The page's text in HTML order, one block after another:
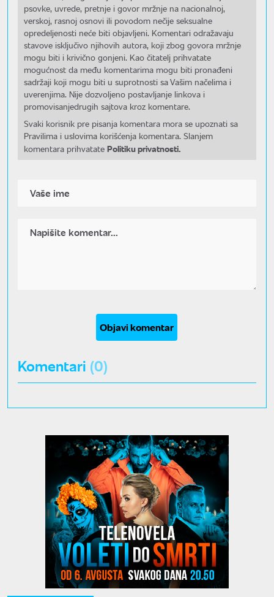
psovke, uvrede, pretnje i govor mržnje na nacionalnoj,
verskoj, rasnoj osnovi ili povodom nečije seksualne
opredeljenosti neće biti objavljeni. Komentari odražavaju
stavove isključivo njihovih autora, koji zbog govora mržnje
mogu biti i krivično gonjeni. Kao čitatelj prihvatate
mogućnost da među komentarima mogu biti pronađeni
sadržaji koji mogu biti u suprotnosti sa Vašim načelima i
uverenjima. Nije dozvoljeno postavljanje linkova i
promovisanjedrugih sajtova kroz komentare.
Svaki korisnik pre pisanja komentara mora se upoznati sa
Pravilima i uslovima korišćenja komentara. Slanjem
komentara prihvatate Politiku privatnosti.
Objavi komentar
Komentari (0)